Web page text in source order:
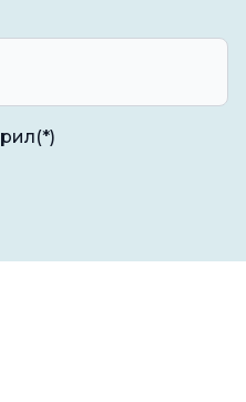
(*)